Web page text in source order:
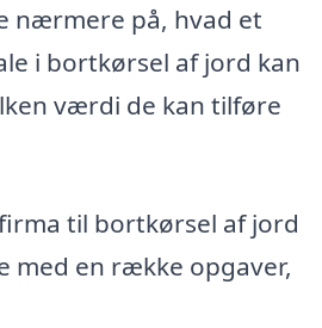
nærmere på, hvad et
i bortkørsel af jord kan
værdi de kan tilføre
til bortkørsel af jord
med en række opgaver,